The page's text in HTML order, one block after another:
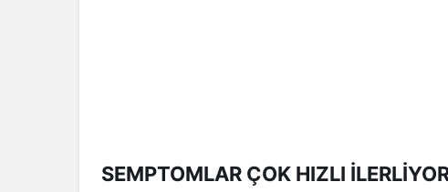
SEMPTOMLAR ÇOK HIZLI